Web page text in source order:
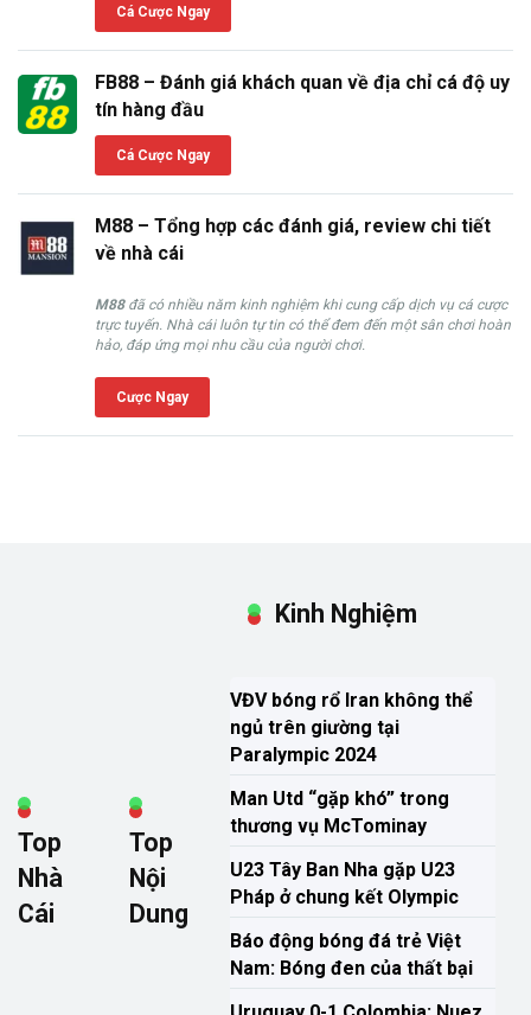
Cá Cược Ngay
FB88 – Đánh giá khách quan về địa chỉ cá độ uy
tín hàng đầu
Cá Cược Ngay
M88 – Tổng hợp các đánh giá, review chi tiết
về nhà cái
M88đã có nhiều năm kinh nghiệm khi cung cấp dịch vụ cá cược
trực tuyến. Nhà cái luôn tự tin có thể đem đến một sân chơi hoàn
hảo, đáp ứng mọi nhu cầu của người chơi.
Cược Ngay
Top
Nhà
Cái
Top
Nội
Dung
Kinh Nghiệm
VĐV bóng rổ Iran không thể
ngủ trên giường tại
Paralympic 2024
Man Utd “gặp khó” trong
thương vụ McTominay
U23 Tây Ban Nha gặp U23
Pháp ở chung kết Olympic
Báo động bóng đá trẻ Việt
Nam: Bóng đen của thất bại